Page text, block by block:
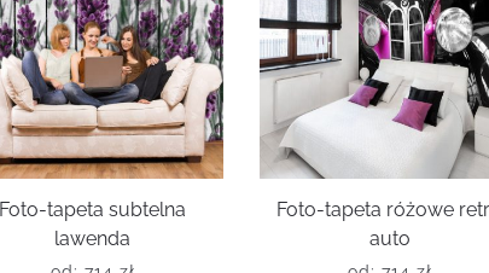
Foto-tapeta subtelna
lawenda
Foto-tapeta różowe
auto